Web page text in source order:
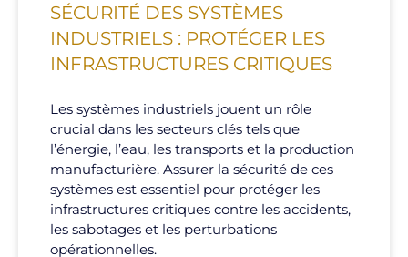
SÉCURITÉ DES SYSTÈMES
INDUSTRIELS : PROTÉGER LES
INFRASTRUCTURES CRITIQUES
Les systèmes industriels jouent un rôle
crucial dans les secteurs clés tels que
l’énergie, l’eau, les transports et la production
manufacturière. Assurer la sécurité de ces
systèmes est essentiel pour protéger les
infrastructures critiques contre les accidents,
les sabotages et les perturbations
opérationnelles.